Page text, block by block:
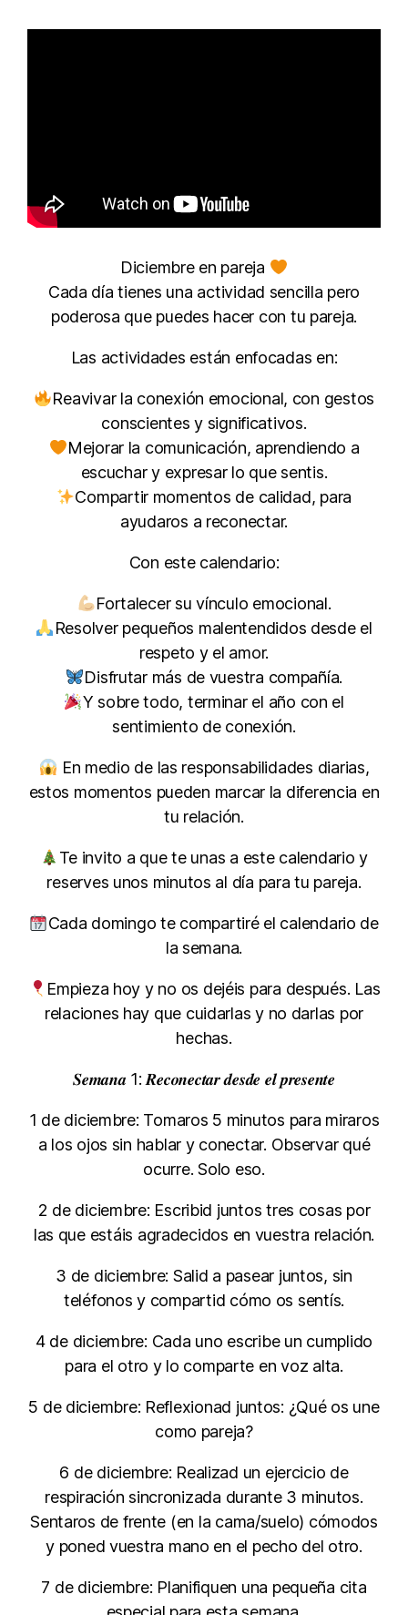
Diciembre en pareja
Cada día tienes una actividad sencilla pero
poderosa que puedes hacer con tu pareja.
Las actividades están enfocadas en:
Reavivar la conexión emocional, con gestos
conscientes y significativos.
Mejorar la comunicación, aprendiendo a
escuchar y expresar lo que sentis.
Compartir momentos de calidad, para
ayudaros a reconectar.
Con este calendario:
Fortalecer su vínculo emocional.
Resolver pequeños malentendidos desde el
respeto y el amor.
Disfrutar más de vuestra compañía.
Y sobre todo, terminar el año con el
sentimiento de conexión.
En medio de las responsabilidades diarias,
estos momentos pueden marcar la diferencia en
tu relación.
Te invito a que te unas a este calendario y
reserves unos minutos al día para tu pareja.
Cada domingo te compartiré el calendario de
la semana.
Empieza hoy y no os dejéis para después. Las
relaciones hay que cuidarlas y no darlas por
hechas.
𝑺𝒆𝒎𝒂𝒏𝒂 1: 𝑹𝒆𝒄𝒐𝒏𝒆𝒄𝒕𝒂𝒓 𝒅𝒆𝒔𝒅𝒆 𝒆𝒍 𝒑𝒓𝒆𝒔𝒆𝒏𝒕𝒆
1 de diciembre: Tomaros 5 minutos para miraros
a los ojos sin hablar y conectar. Observar qué
ocurre. Solo eso.
2 de diciembre: Escribid juntos tres cosas por
las que estáis agradecidos en vuestra relación.
3 de diciembre: Salid a pasear juntos, sin
teléfonos y compartid cómo os sentís.
4 de diciembre: Cada uno escribe un cumplido
para el otro y lo comparte en voz alta.
5 de diciembre: Reflexionad juntos: ¿Qué os une
como pareja?
6 de diciembre: Realizad un ejercicio de
respiración sincronizada durante 3 minutos.
Sentaros de frente (en la cama/suelo) cómodos
y poned vuestra mano en el pecho del otro.
7 de diciembre: Planifiquen una pequeña cita